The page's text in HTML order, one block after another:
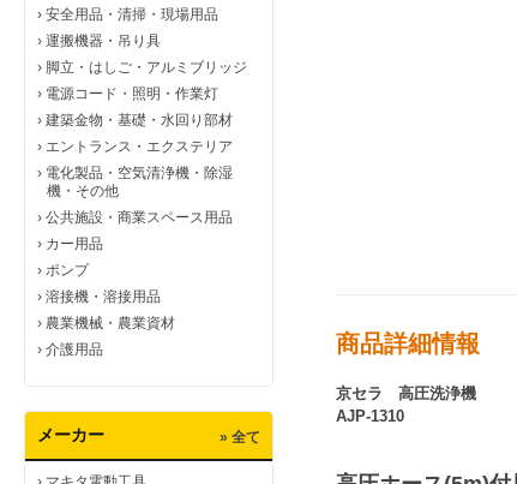
› 安全用品・清掃・現場用品
› 運搬機器・吊り具
› 脚立・はしご・アルミブリッジ
› 電源コード・照明・作業灯
› 建築金物・基礎・水回り部材
› エントランス・エクステリア
› 電化製品・空気清浄機・除湿
機・その他
› 公共施設・商業スペース用品
› カー用品
› ポンプ
› 溶接機・溶接用品
› 農業機械・農業資材
› 介護用品
メーカー » 全て
商品詳細情報
京セラ 高圧洗浄機
AJP-1310